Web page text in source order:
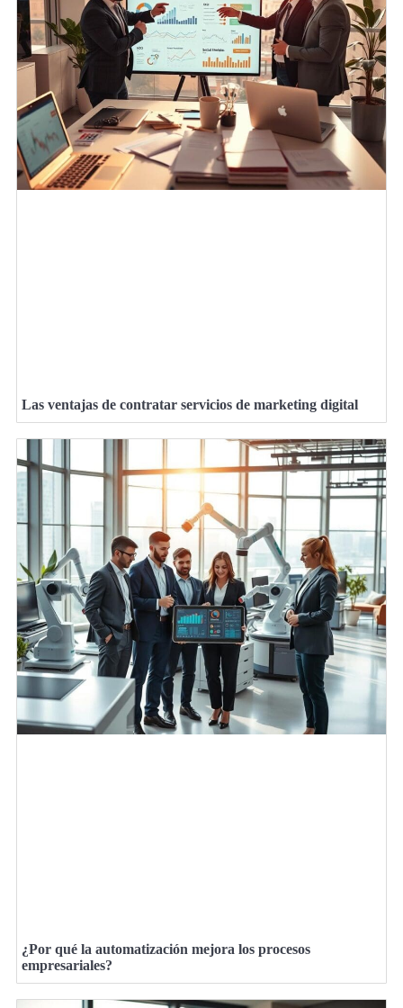
Las ventajas de contratar servicios de marketing digital
¿Por qué la automatización mejora los procesos
empresariales?